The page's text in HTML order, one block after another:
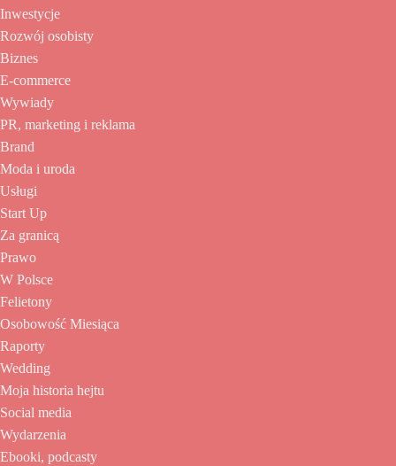
Inwestycje
Rozwój osobisty
Biznes
E-commerce
Wywiady
PR, marketing i reklama
Brand
Moda i uroda
Usługi
Start Up
Za granicą
Prawo
W Polsce
Felietony
Osobowość Miesiąca
Raporty
Wedding
Moja historia hejtu
Social media
Wydarzenia
Ebooki, podcasty